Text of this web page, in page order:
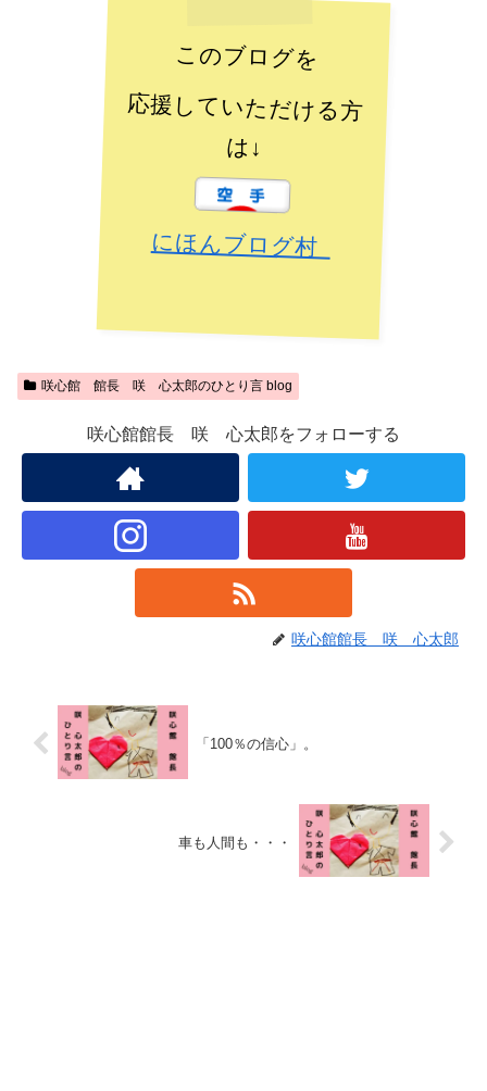
このブログを
応援していただける方
は↓
にほんブログ村
咲心館 館長 咲 心太郎のひとり言 blog
咲心館館長 咲 心太郎をフォローする
咲心館館長 咲 心太郎
「100％の信心」。
車も人間も・・・